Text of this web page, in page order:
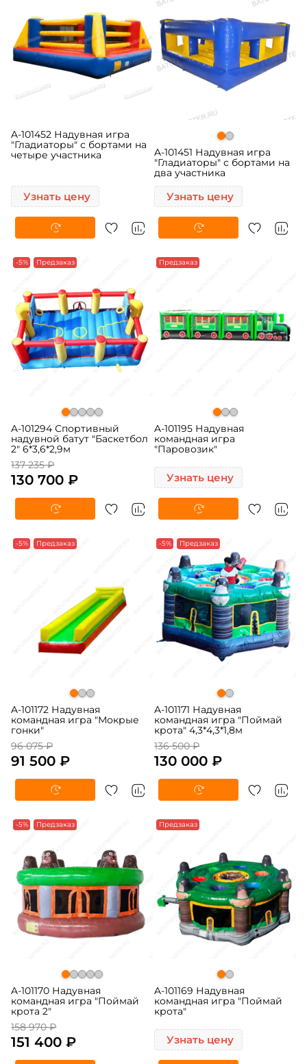
A-101452 Надувная игра
"Гладиаторы" с бортами на
четыре участника
Узнать цену
A-101451 Надувная игра
"Гладиаторы" с бортами на
два участника
Узнать цену
-5% Предзаказ
A-101294 Спортивный
надувной батут "Баскетбол
2" 6*3,6*2,9м
137 235 ₽
130 700 ₽
Предзаказ
A-101195 Надувная
командная игра
"Паровозик"
Узнать цену
-5% Предзаказ
A-101172 Надувная
командная игра "Мокрые
гонки"
96 075 ₽
91 500 ₽
-5% Предзаказ
A-101171 Надувная
командная игра "Поймай
крота" 4,3*4,3*1,8м
136 500 ₽
130 000 ₽
-5% Предзаказ
A-101170 Надувная
командная игра "Поймай
крота 2"
158 970 ₽
151 400 ₽
Предзаказ
A-101169 Надувная
командная игра "Поймай
крота"
Узнать цену